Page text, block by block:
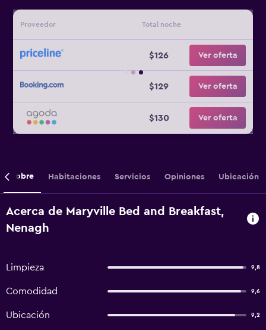
Proveedor Total noche
$126 Ver oferta
$129 Ver oferta
$130 Ver oferta
Sobre Habitaciones Servicios Opiniones Ubicación
Acerca de Maryville Bed and Breakfast,
Nenagh
Limpieza 9,8
Comodidad 9,6
Ubicación 9,2